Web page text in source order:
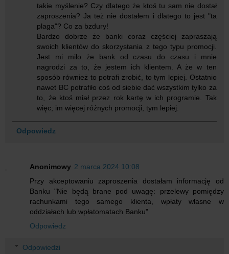
takie myślenie? Czy dlatego że ktoś tu sam nie dostał
zaproszenia? Ja też nie dostałem i dlatego to jest "ta
plaga"? Co za bzdury!
Bardzo dobrze że banki coraz częściej zapraszają
swoich klientów do skorzystania z tego typu promocji.
Jest mi miło że bank od czasu do czasu i mnie
nagrodzi za to, że jestem ich klientem. A że w ten
sposób również to potrafi zrobić, to tym lepiej. Ostatnio
nawet BC potrafiło coś od siebie dać wszystkim tylko za
to, że ktoś miał przez rok kartę w ich programie. Tak
więc; im więcej różnych promocji, tym lepiej.
Odpowiedz
Anonimowy 2 marca 2024 10:08
Przy akceptowaniu zaproszenia dostałam informację od
Banku "Nie będą brane pod uwagę: przelewy pomiędzy
rachunkami tego samego klienta, wpłaty własne w
oddziałach lub wpłatomatach Banku"
Odpowiedz
Odpowiedzi